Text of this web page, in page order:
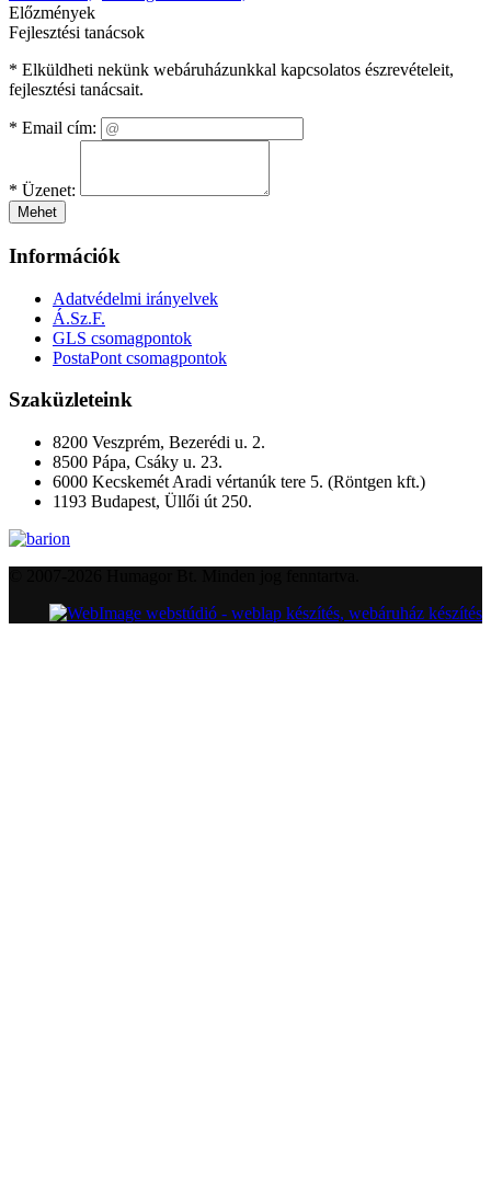
Előzmények
Fejlesztési tanácsok
* Elküldheti nekünk webáruházunkkal kapcsolatos észrevételeit,
fejlesztési tanácsait.
* Email cím:
* Üzenet:
Mehet
Információk
Adatvédelmi irányelvek
Á.Sz.F.
GLS csomagpontok
PostaPont csomagpontok
Szaküzleteink
8200 Veszprém, Bezerédi u. 2.
8500 Pápa, Csáky u. 23.
6000 Kecskemét Aradi vértanúk tere 5. (Röntgen kft.)
1193 Budapest, Üllői út 250.